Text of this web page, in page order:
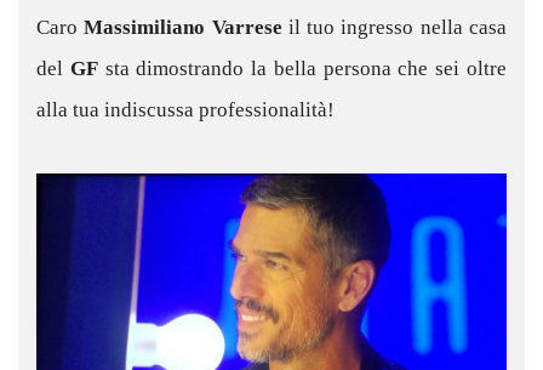
CaroMassimiliano Varrese il tuo ingresso nella casa
del GFsta dimostrando la bella persona che sei oltre
alla tua indiscussa professionalità!